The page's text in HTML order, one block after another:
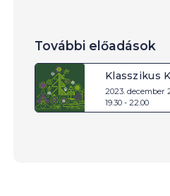
További előadások
Klasszikus
2023. december
19.30 - 22.00